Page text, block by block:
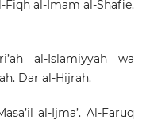
Fiqh al-Imam al-Shafie.
al-Islamiyyah wa
Dar al-Hijrah.
al-Ijma’. Al-Faruq